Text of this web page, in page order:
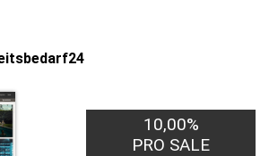
10,00%
PRO SALE